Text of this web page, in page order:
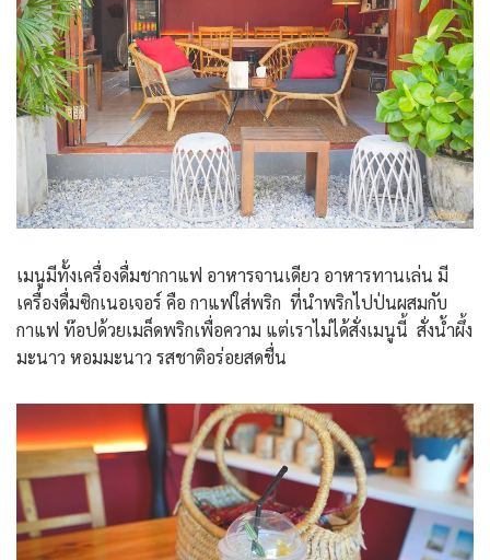
เมนูมีทั้งเครื่องดื่มชากาแฟ อาหารจานเดียว อาหารทานเล่น มี
เครื่องดื่มซิกเนอเจอร์ คือ กาแฟใส่พริก ที่นำพริกไปป่นผสมกับ
กาแฟ ท๊อปด้วยเมล็ดพริกเพื่อความ แต่เราไม่ได้สั่งเมนูนี้ สั่งน้ำผึ้ง
มะนาว หอมมะนาว รสชาติอร่อยสดชื่น